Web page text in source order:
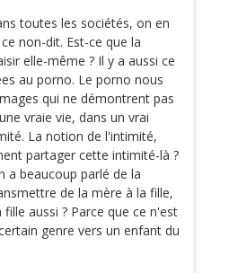
toutes les sociétés, on en
non-dit. Est-ce que la
elle-même ? Il y a aussi ce
au porno. Le porno nous
qui ne démontrent pas
vraie vie, dans un vrai
La notion de l'intimité,
partager cette intimité-là ?
a beaucoup parlé de la
de la mère à la fille,
aussi ? Parce que ce n'est
genre vers un enfant du